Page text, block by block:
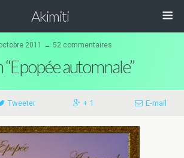
Akimiti
2011 ↔ 52 commentaires
“Epopée automnale”
Tweeter + 1 E-mail